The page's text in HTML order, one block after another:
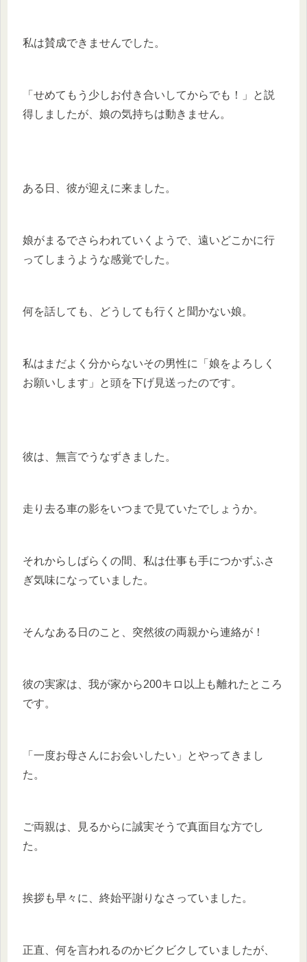
私は賛成できませんでした。
「せめてもう少しお付き合いしてからでも！」と説
得しましたが、娘の気持ちは動きません。
ある日、彼が迎えに来ました。
娘がまるでさらわれていくようで、遠いどこかに行
ってしまうような感覚でした。
何を話しても、どうしても行くと聞かない娘。
私はまだよく分からないその男性に「娘をよろしく
お願いします」と頭を下げ見送ったのです。
彼は、無言でうなずきました。
走り去る車の影をいつまで見ていたでしょうか。
それからしばらくの間、私は仕事も手につかずふさ
ぎ気味になっていました。
そんなある日のこと、突然彼の両親から連絡が！
彼の実家は、我が家から200キロ以上も離れたところ
です。
「一度お母さんにお会いしたい」とやってきまし
た。
ご両親は、見るからに誠実そうで真面目な方でし
た。
挨拶も早々に、終始平謝りなさっていました。
正直、何を言われるのかビクビクしていましたが、